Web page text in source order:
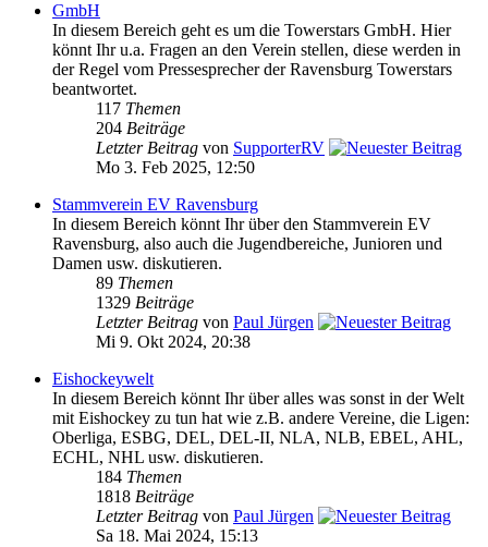
GmbH
In diesem Bereich geht es um die Towerstars GmbH. Hier
könnt Ihr u.a. Fragen an den Verein stellen, diese werden in
der Regel vom Pressesprecher der Ravensburg Towerstars
beantwortet.
117 Themen
204 Beiträge
Letzter Beitrag von SupporterRV
Mo 3. Feb 2025, 12:50
Stammverein EV Ravensburg
In diesem Bereich könnt Ihr über den Stammverein EV
Ravensburg, also auch die Jugendbereiche, Junioren und
Damen usw. diskutieren.
89 Themen
1329 Beiträge
Letzter Beitrag von Paul Jürgen
Mi 9. Okt 2024, 20:38
Eishockeywelt
In diesem Bereich könnt Ihr über alles was sonst in der Welt
mit Eishockey zu tun hat wie z.B. andere Vereine, die Ligen:
Oberliga, ESBG, DEL, DEL-II, NLA, NLB, EBEL, AHL,
ECHL, NHL usw. diskutieren.
184 Themen
1818 Beiträge
Letzter Beitrag von Paul Jürgen
Sa 18. Mai 2024, 15:13